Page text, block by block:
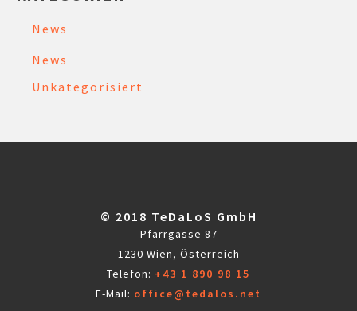
News
News
Unkategorisiert
© 2018 TeDaLoS GmbH
Pfarrgasse 87
1230 Wien, Österreich
Telefon: +43 1 890 98 15
E-Mail: office@tedalos.net